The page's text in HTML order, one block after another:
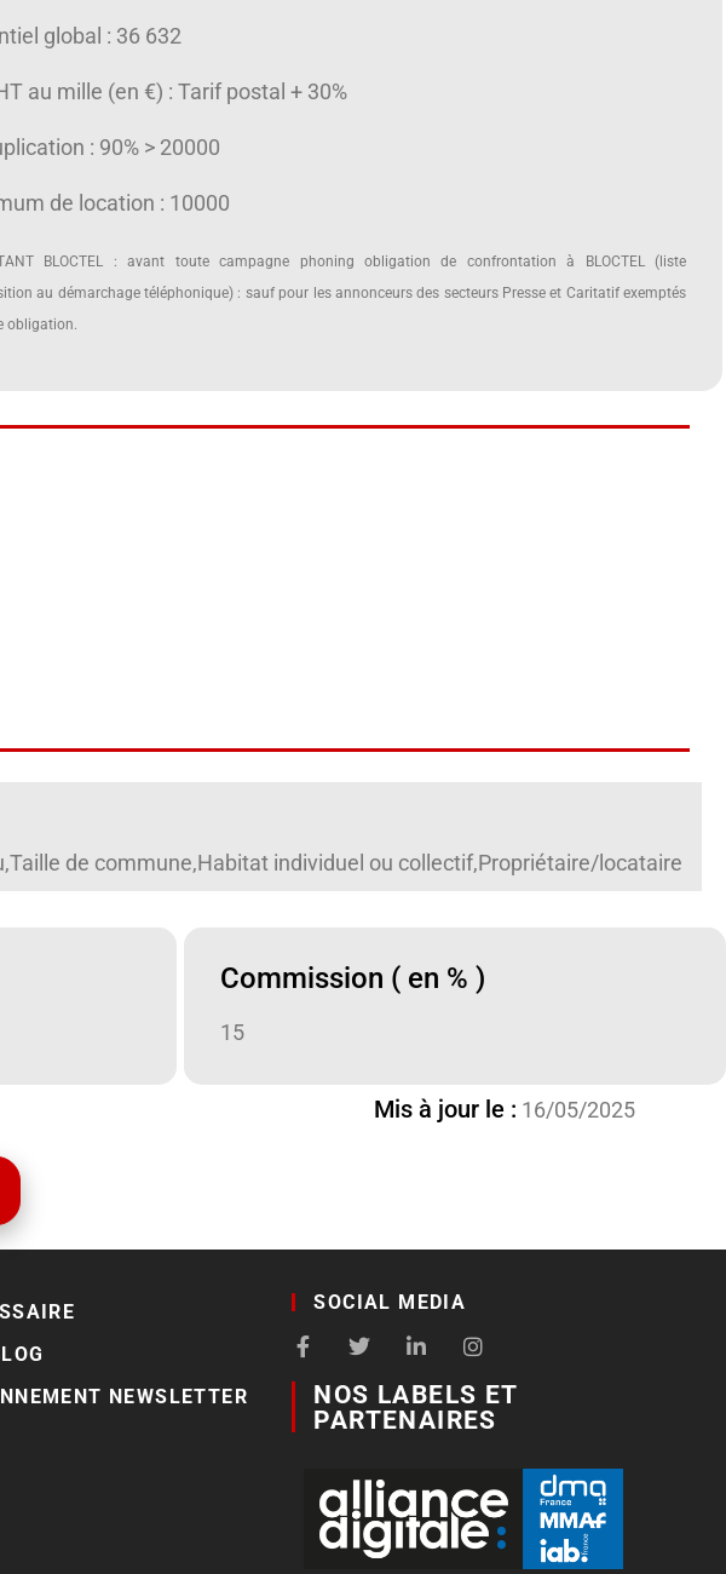
global : 36 632
au mille (en €) : Tarif postal + 30%
: 90% > 20000
de location : 10000
BLOCTEL : avant toute campagne phoning obligation de confrontation à BLOCTEL (liste
au démarchage téléphonique) : sauf pour les annonceurs des secteurs Presse et Caritatif exemptés
obligation.
de commune,Habitat individuel ou collectif,Propriétaire/locataire
Commission ( en % )
15
Mis à jour le : 16/05/2025
NEWSLETTER
SOCIAL MEDIA
NOS LABELS ET
PARTENAIRES